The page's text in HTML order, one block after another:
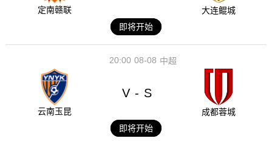
定南赣联
大连鲲城
即将开始
08-08
20:00 中超
云南玉昆
V - S
成都蓉城
即将开始